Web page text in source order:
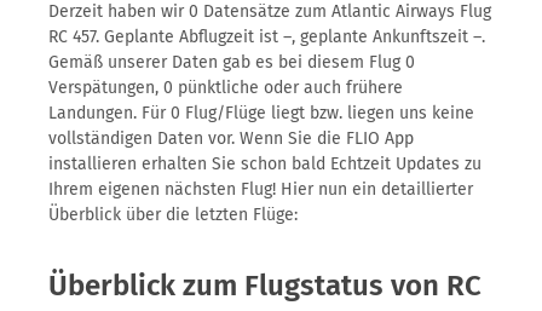
Derzeit haben wir 0 Datensätze zum Atlantic Airways Flug
RC 457. Geplante Abflugzeit ist –, geplante Ankunftszeit –.
Gemäß unserer Daten gab es bei diesem Flug 0
Verspätungen, 0 pünktliche oder auch frühere
Landungen. Für 0 Flug/Flüge liegt bzw. liegen uns keine
vollständigen Daten vor. Wenn Sie die FLIO App
installieren erhalten Sie schon bald Echtzeit Updates zu
Ihrem eigenen nächsten Flug! Hier nun ein detaillierter
Überblick über die letzten Flüge:
Überblick zum Flugstatus von RC